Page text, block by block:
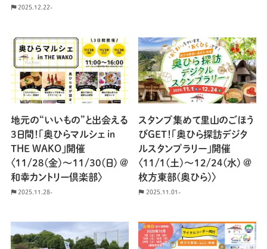
2025.12.22-
地元の“いいもの”と出会える
3日間！「奥ひらマルシェ in
THE WAKO」開催
〈11/28(金)〜11/30(日) @
和幸カントリー倶楽部〉
2025.11.28-
スタンプ集めて里山のごほう
びGET！「奥ひら探訪デジタ
ルスタンプラリー」開催
〈11/1(土)〜12/24(水) @
枚方東部(奥ひら)〉
2025.11.01-